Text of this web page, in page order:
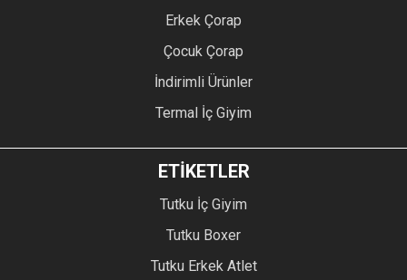
Erkek Çorap
Çocuk Çorap
İndirimli Ürünler
Termal İç Giyim
ETİKETLER
Tutku İç Giyim
Tutku Boxer
Tutku Erkek Atlet